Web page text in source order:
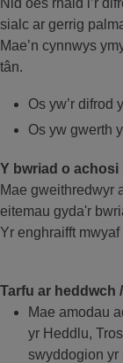
Nid oes rhaid i’r
sialc ar gerrig
Mae’n cynnwys
tân.
Os yw’r difrod
Os yw gwerth
Y bwriad o achosi
Mae gweithredwyr
eitemau gyda'r
Yr enghraifft
Tarfu ar heddwch
Mae amodau
yr Heddlu,
swyddogion yr